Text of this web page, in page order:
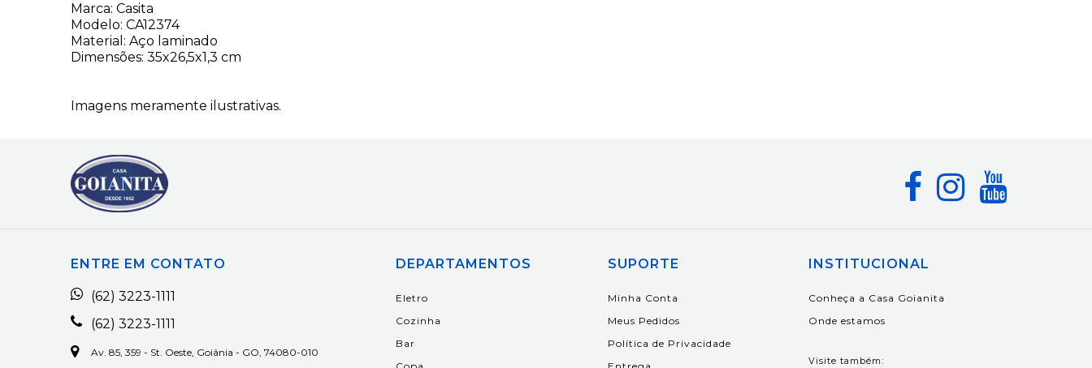
Marca: Casita
Modelo: CA12374
Material: Aço laminado
Dimensões: 35x26,5x1,3 cm
Imagens meramente ilustrativas.
ENTRE EM CONTATO
(62) 3223-1111
(62) 3223-1111
Av. 85, 359 - St. Oeste, Goiânia - GO, 74080-010
DEPARTAMENTOS
Eletro
Cozinha
Bar
SUPORTE
Minha Conta
Meus Pedidos
Política de Privacidade
INSTITUCIONAL
Conheça a Casa Goianita
Onde estamos
Visite também: